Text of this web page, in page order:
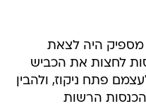
מספיק היה לצאת
לחצות את הכביש
פתח ניקוז, ולהבין
הרשות